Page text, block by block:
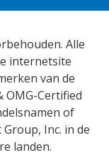
Alle
internetsite
van de
OMG-Certified
of
Inc. in de
landen.